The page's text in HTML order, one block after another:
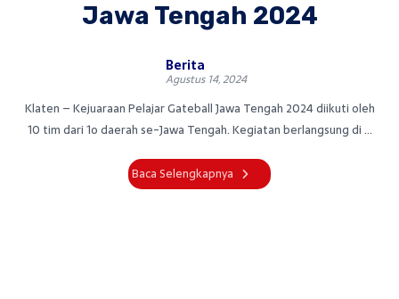
Jawa Tengah 2024
Berita
Agustus 14, 2024
Klaten – Kejuaraan Pelajar Gateball Jawa Tengah 2024 diikuti oleh
10 tim dari 1o daerah se-Jawa Tengah. Kegiatan berlangsung di ...
Baca Selengkapnya